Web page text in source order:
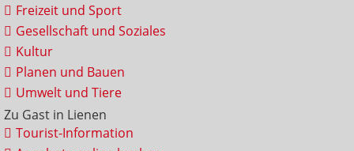
Freizeit und Sport
Gesellschaft und Soziales
Kultur
Planen und Bauen
Umwelt und Tiere
Zu Gast in Lienen
Tourist-Information